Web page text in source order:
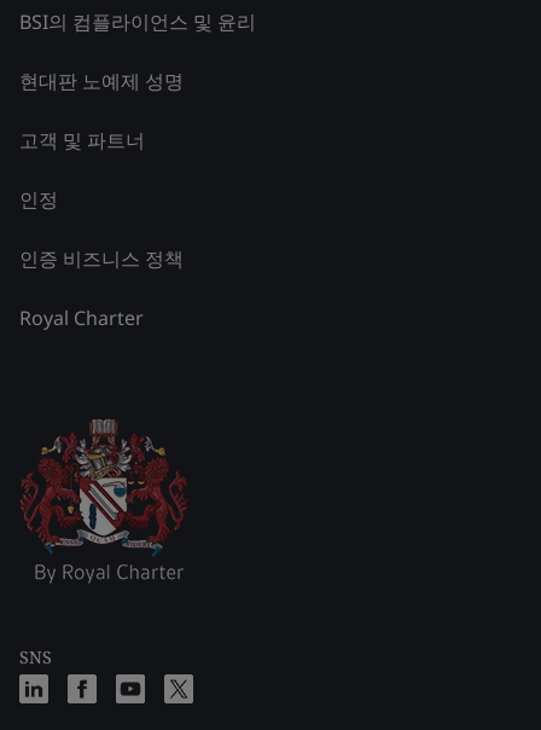
BSI의 컴플라이언스 및 윤리
현대판 노예제 성명
고객 및 파트너
인정
인증 비즈니스 정책
Royal Charter
SNS